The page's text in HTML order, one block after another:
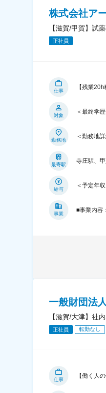
株式会社ア
【滋賀/甲賀】試
正社員
仕事
【残業
対象
＜最終学
勤務地
＜勤務地
最寄駅
寺庄駅、
給与
＜予定年
事業
■事業内容
一般財団法
【滋賀/大津】社
正社員 転勤なし
仕事
【働く人